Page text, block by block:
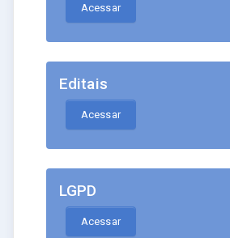
Acessar
Editais
Acessar
LGPD
Acessar